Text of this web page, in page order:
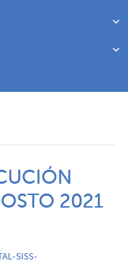
2021
SISS-